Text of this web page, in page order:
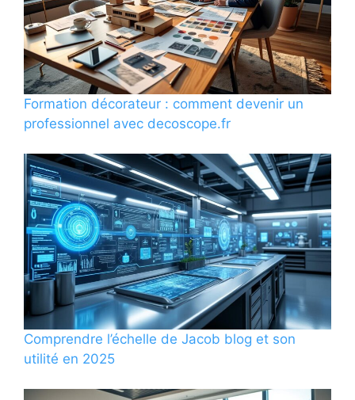
Formation décorateur : comment devenir un
professionnel avec decoscope.fr
Comprendre l’échelle de Jacob blog et son
utilité en 2025